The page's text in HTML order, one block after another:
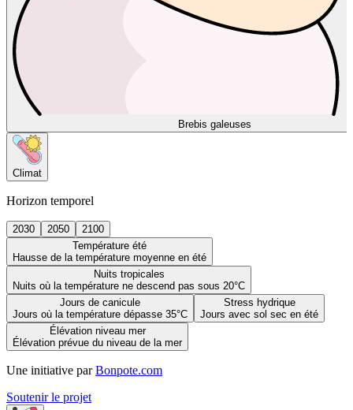
Brebis galeuses
Climat
Horizon temporel
2030 2050
2100
Température été
Hausse de la température moyenne en été
Nuits tropicales
Nuits où la température ne descend pas sous 20°C
Jours de canicule
Jours où la température dépasse 35°C
Stress hydrique
Jours avec sol sec en été
Élévation niveau mer
Élévation prévue du niveau de la mer
Une initiative par Bonpote.com
Soutenir le projet